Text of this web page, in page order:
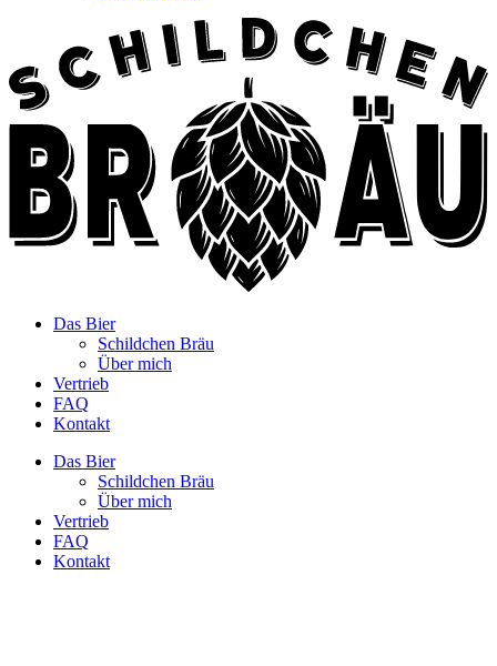
Das Bier
Schildchen Bräu
Über mich
Vertrieb
FAQ
Kontakt
Das Bier
Schildchen Bräu
Über mich
Vertrieb
FAQ
Kontakt